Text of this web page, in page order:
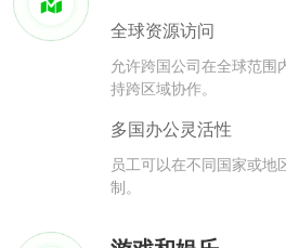
全球资源访问
允许跨国公司在全球范围
持跨区域协作。
多国办公灵活性
员工可以在不同国家或地
制。